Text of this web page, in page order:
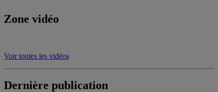
Zone vidéo
Voir toutes les vidéos
Dernière publication